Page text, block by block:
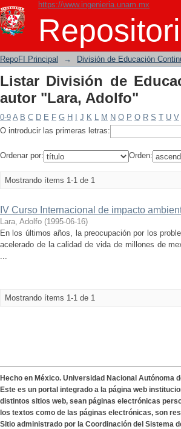
https://www.ingenieria.unam.mx
Listar División de
RepoFI Principal → División de Educación
Listar División de
autor "Lara, Adolfo"
0-9 A B C D E F G H J K L M N O P Q R S T U V
O introducir las primeras letras:
Ordenar por: Orden:
Mostrando ítems 1-1 de 1
IV Curso Internacional de impacto
Lara, Adolfo (1995-06-16)
En los últimos años, la preocupación por los
acelerado de la calidad de vida de millones de
...
Mostrando ítems 1-1 de 1
Hecho en México. Universidad Nacional Autónoma
Este es un portal integrado a la página web
distintos sitios web, sean páginas electrónicas
los textos como de las páginas electrónicas, son
Sitio administrado por la Coordinación del Sistema